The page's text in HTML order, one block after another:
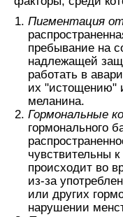
Пигментация
пребывание на
надлежащей
работать в
их "истощению"
меланина.
Гормональные
гормонального
чувствительны
происходит во
из-за
или других
нарушении